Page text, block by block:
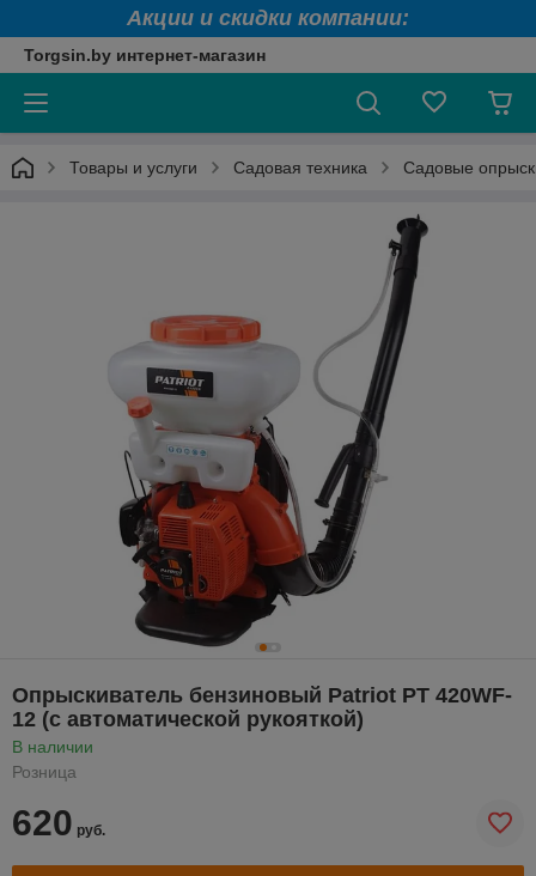
Акции и скидки компании:
Torgsin.by интернет-магазин
Товары и услуги Садовая техника Садовые
Опрыскиватель бензиновый Patriot PT 420WF-
12 (с автоматической рукояткой)
В наличии
Розница
620 руб.